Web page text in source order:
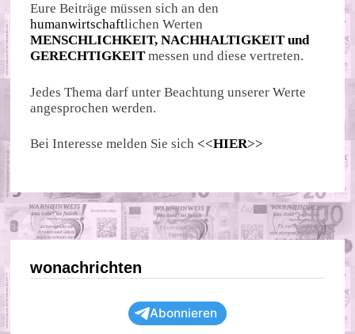
Eure Beiträge müssen sich an den
humanwirtschaftlichen Werten
MENSCHLICHKEIT, NACHHALTIGKEIT und
GERECHTIGKEIT messen und diese vertreten.
Jedes Thema darf unter Beachtung unserer Werte
angesprochen werden.
Bei Interesse melden Sie sich <<HIER>>
wonachrichten
Abonnieren